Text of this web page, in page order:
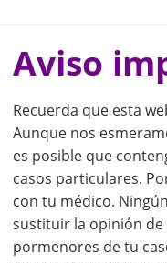
Aviso
Recuerda que esta
Aunque nos
es posible que
casos particulares.
con tu médico.
sustituir la opinión
pormenores de tu